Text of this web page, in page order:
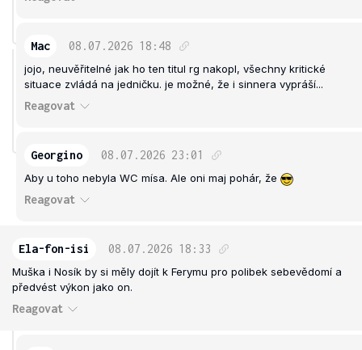
Mac 08.07.2026 18:48
jojo, neuvěřitelné jak ho ten titul rg nakopl, všechny kritické
situace zvládá na jedničku. je možné, že i sinnera vypráší...
Reagovat
Georgino 08.07.2026 23:01
Aby u toho nebyla WC mísa. Ale oni maj pohár, že
Reagovat
Ela-fon-isi 08.07.2026 18:33
Muška i Nosík by si měly dojít k Ferymu pro polibek sebevědomí a
předvést výkon jako on.
Reagovat